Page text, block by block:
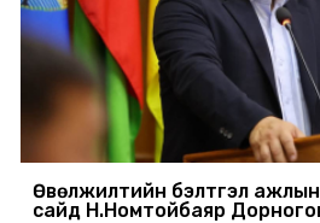
Өвөлжилтийн бэлтгэл
сайд Н.Номтойбаяр